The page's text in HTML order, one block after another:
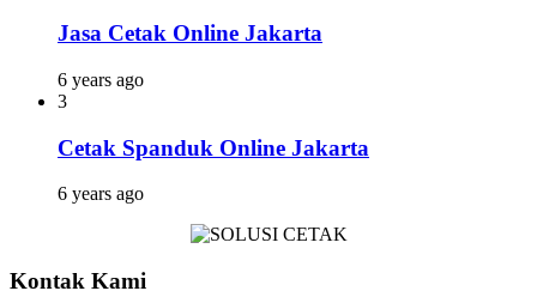
Jasa Cetak Online Jakarta
6 years ago
3
Cetak Spanduk Online Jakarta
6 years ago
Kontak Kami